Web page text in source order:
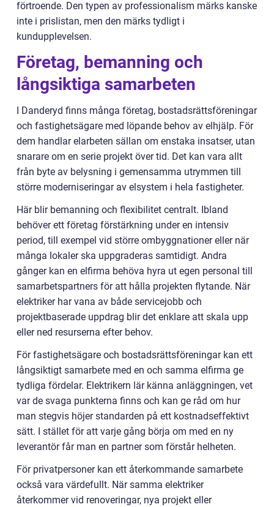
förtroende. Den typen av professionalism märks kanske
inte i prislistan, men den märks tydligt i
kundupplevelsen.
Företag, bemanning och
långsiktiga samarbeten
I Danderyd finns många företag, bostadsrättsföreningar
och fastighetsägare med löpande behov av elhjälp. För
dem handlar elarbeten sällan om enstaka insatser, utan
snarare om en serie projekt över tid. Det kan vara allt
från byte av belysning i gemensamma utrymmen till
större moderniseringar av elsystem i hela fastigheter.
Här blir bemanning och flexibilitet centralt. Ibland
behöver ett företag förstärkning under en intensiv
period, till exempel vid större ombyggnationer eller när
många lokaler ska uppgraderas samtidigt. Andra
gånger kan en elfirma behöva hyra ut egen personal till
samarbetspartners för att hålla projekten flytande. När
elektriker har vana av både servicejobb och
projektbaserade uppdrag blir det enklare att skala upp
eller ned resurserna efter behov.
För fastighetsägare och bostadsrättsföreningar kan ett
långsiktigt samarbete med en och samma elfirma ge
tydliga fördelar. Elektrikern lär känna anläggningen, vet
var de svaga punkterna finns och kan ge råd om hur
man stegvis höjer standarden på ett kostnadseffektivt
sätt. I stället för att varje gång börja om med en ny
leverantör får man en partner som förstår helheten.
För privatpersoner kan ett återkommande samarbete
också vara värdefullt. När samma elektriker
återkommer vid renoveringar, nya projekt eller